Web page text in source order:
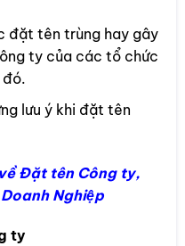
đặt tên trùng hay gây
ty của các tổ chức
lưu ý khi đặt tên
Đặt tên Công ty,
Nghiệp
ty